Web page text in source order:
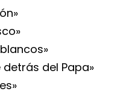
detrás del Papa»